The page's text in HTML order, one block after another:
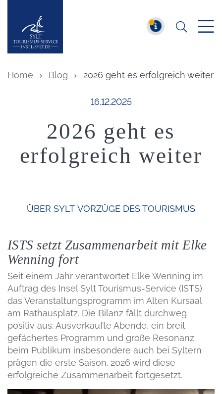
Insel Sylt Suchen
Home Blog 2026 geht es erfolgreich weiter
Veröffentlicht am:
16.12.2025
2026 geht es
erfolgreich weiter
ÜBER SYLT VORZÜGE DES TOURISMUS
ISTS setzt Zusammenarbeit mit Elke
Wenning fort
Seit einem Jahr verantwortet Elke Wenning im
Auftrag des Insel Sylt Tourismus-Service (ISTS)
das Veranstaltungsprogramm im Alten Kursaal
am Rathausplatz. Die Bilanz fällt durchweg
positiv aus: Ausverkaufte Abende, ein breit
gefächertes Programm und große Resonanz
beim Publikum insbesondere auch bei Syltern
prägen die erste Saison. 2026 wird diese
erfolgreiche Zusammenarbeit fortgesetzt.